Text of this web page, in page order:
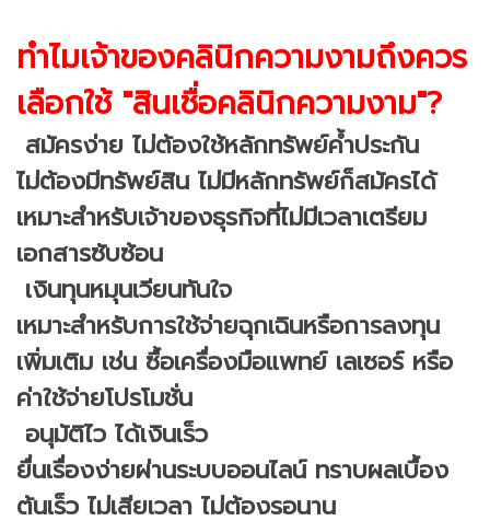
ทำไมเจ้าของคลินิกความงามถึงควร
เลือกใช้ "สินเชื่อคลินิกความงาม"?
สมัครง่าย ไม่ต้องใช้หลักทรัพย์ค้ำประกัน
ไม่ต้องมีทรัพย์สิน ไม่มีหลักทรัพย์ก็สมัครได้
เหมาะสำหรับเจ้าของธุรกิจที่ไม่มีเวลาเตรียม
เอกสารซับซ้อน
เงินทุนหมุนเวียนทันใจ
เหมาะสำหรับการใช้จ่ายฉุกเฉินหรือการลงทุน
เพิ่มเติม เช่น ซื้อเครื่องมือแพทย์ เลเซอร์ หรือ
ค่าใช้จ่ายโปรโมชั่น
อนุมัติไว ได้เงินเร็ว
ยื่นเรื่องง่ายผ่านระบบออนไลน์ ทราบผลเบื้อง
ต้นเร็ว ไม่เสียเวลา ไม่ต้องรอนาน